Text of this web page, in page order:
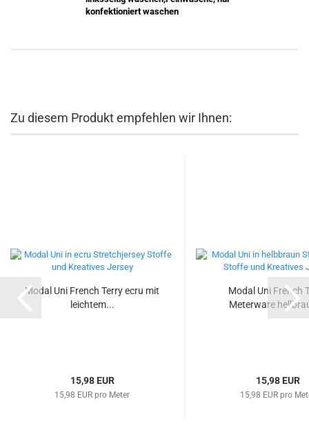
konfektioniert waschen
Zu diesem Produkt empfehlen wir Ihnen:
Modal Uni French Terry ecru mit
leichtem...
15,98 EUR
15,98 EUR pro Meter
Modal Uni French
Meterware
15,98 EUR
15,98 EUR pro